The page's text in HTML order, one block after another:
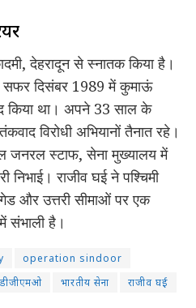
देहरादून से स्नातक किया है।
सफर दिसंबर 1989 में कुमाऊं
किया था। अपने 33 साल के
विरोधी अभियानों तैनात रहे।
जनरल स्टाफ, सेना मुख्यालय में
निभाई। राजीव घई ने पश्चिमी
और उत्तरी सीमाओं पर एक
संभाली है।
operation sindoor
डीजीएमओ भारतीय सेना राजीव घई